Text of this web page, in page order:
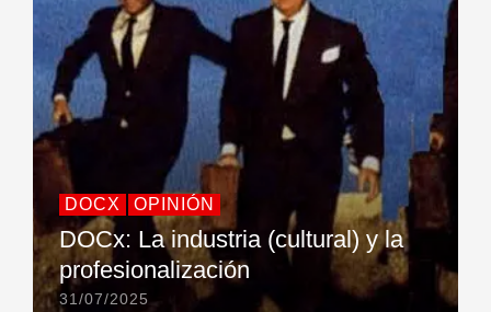
DOCX OPINIÓN
DOCx: La industria (cultural) y la
profesionalización
31/07/2025